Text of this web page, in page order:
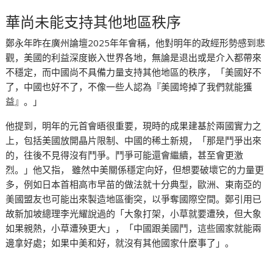
華尚未能支持其他地區秩序
鄭永年昨在廣州論壇2025年年會稱，他對明年的政經形勢感到悲
觀，美國的利益深度嵌入世界各地，無論是退出或是介入都帶來
不穩定，而中國尚不具備力量支持其他地區的秩序，「美國好不
了，中國也好不了，不像一些人認為『美國垮掉了我們就能獲
益』。」
他提到，明年的元首會晤很重要，現時的成果建基於兩國實力之
上，包括美國放開晶片限制、中國的稀土新規，「那是鬥爭出來
的，往後不見得沒有鬥爭。鬥爭可能還會繼續，甚至會更激
烈。」他又指， 雖然中美關係穩定向好，但想要破壞它的力量更
多，例如日本首相高市早苗的做法就十分典型，歐洲、東南亞的
美國盟友也可能出來製造地區衝突，以爭奪國際空間。鄭引用已
故新加坡總理李光耀說過的「大象打架，小草就要遭殃，但大象
如果親熱，小草遭殃更大」，「中國跟美國鬥，這些國家就能兩
邊拿好處；如果中美和好，就沒有其他國家什麼事了」。